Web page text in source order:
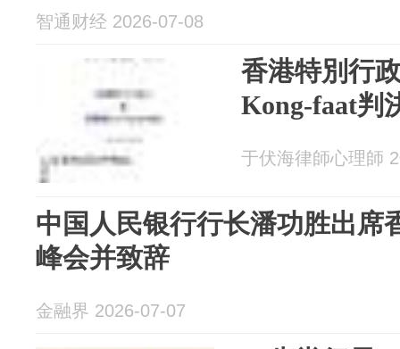
智通财经 2026-07-08
香港特別行
Kong-faat判
于伏海律師心理師
中国人民银行行长潘功胜出席
峰会并致辞
金融界 2026-07-07